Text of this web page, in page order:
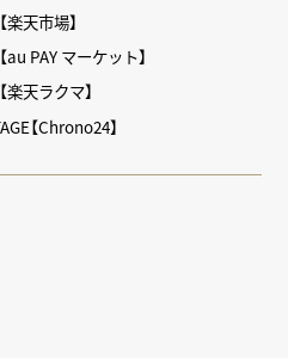
天市場】
PAY マーケット】
天ラクマ】
【Chrono24】